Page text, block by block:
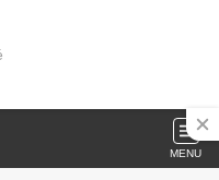
MENU